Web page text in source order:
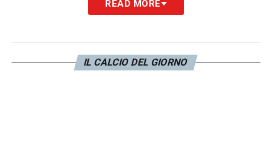
A riportarlo è l’edizione odierna de
soprattutto per le resistenze dei Blues. La
READ MORE
IL CALCIO DEL GIORNO